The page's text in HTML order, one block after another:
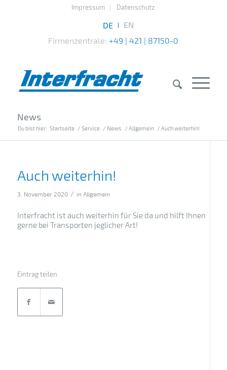
Impressum Datenschutz
Firmenzentrale: +49 | 421 | 87150-0
News
Du bist hier: Startseite / Service / News / Allgemein / Auch weiterhin!
Auch weiterhin!
3. November 2020 / in Allgemein
Interfracht ist auch weiterhin für Sie da und hilft Ihnen
gerne bei Transporten jeglicher Art!
Eintrag teilen